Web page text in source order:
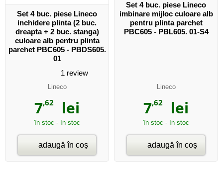
Set 4 buc. piese Lineco
inchidere plinta (2 buc.
dreapta + 2 buc. stanga)
culoare alb pentru plinta
parchet PBC605 - PBDS605.
01
1 review
Lineco
7,62 lei
în stoc - In stoc
adaugă în coș
Set 4 buc. piese Lineco
imbinare mijloc culoare alb
pentru plinta parchet
PBC605 - PBL605. 01-S4
Lineco
7,62 lei
în stoc - In stoc
adaugă în coș